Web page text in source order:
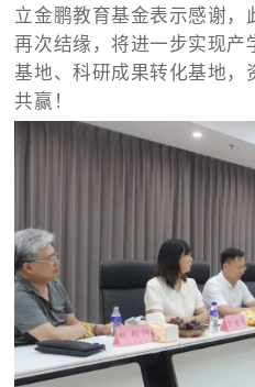
立金鹏教育基金表示感谢
再次结缘，将进一步实现
基地、科研成果转化基地
共赢！